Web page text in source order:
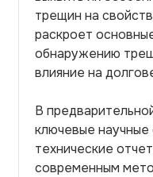
трещин на
раскроет
обнаружению
влияние на
В
ключевые научные
технические
современным